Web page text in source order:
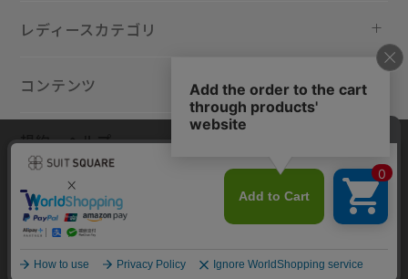
レディースカテゴリ
コンテンツ
規約・ヘルプ
Copyright © AOYAMA TRADING Co.,Ltd. All Rights Reserved
当サイトでは利用体験の向上およびコンテンツの最適な提供、トラフィ
ックの分析を目的としてCookieを使用しています。サイトの閲覧を継続
された場合、Cookieの利用に同意したものといたします。詳細について
はプライバシーポリシー をご確認ください。
同意して閉じる